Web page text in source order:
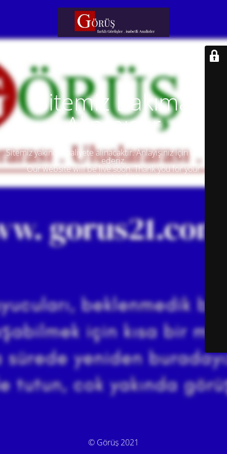
Sitemiz Bakıma
Alınmıştır
Sitemiz yakında faaliyete alınacaktır. Anlayışınız için teşekkür
ederiz.
Our website will be live soon. Thank you for your
understanding.
© Görüş 2021